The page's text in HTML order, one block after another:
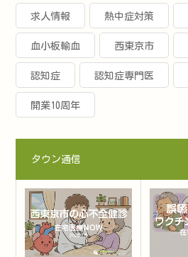
求人情報 熱中症対策
血小板輸血 西東京市
認知症 認知症専門医
開業10周年
タウン通信